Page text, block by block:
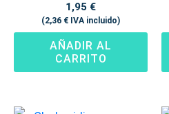
1,95 €
(2,36 € IVA incluido)
AÑADIR AL
CARRITO